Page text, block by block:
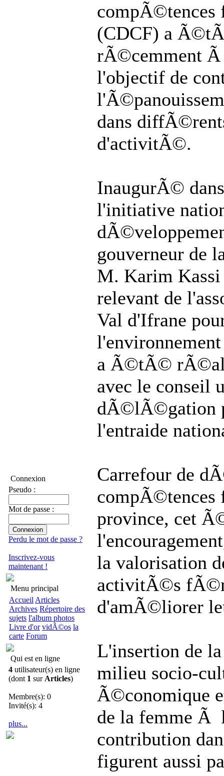
Connexion
Pseudo :
Mot de passe :
Perdu le mot de passe ?
Inscrivez-vous
maintenant !
Menu principal
Accueil Articles
Archives Répertoire des
sujets l'album photos
Livre d'or vidÃ©os la
carte Forum
Qui est en ligne
4 utilisateur(s) en ligne
(dont 1 sur Articles)
Membre(s): 0
Invité(s): 4
plus...
(CDCF) a
rÃ©cemment
l'objectif de
dans
d'activitÃ©.
InaugurÃ©
l'initiative
gouverneur de
M. Karim Kassi
relevant de
Val d'Ifrane
a Ã©tÃ©
avec le conseil
dÃ©lÃ©gation
l'entraide
Carrefour de
province, cet
la valorisation
activitÃ©s
d'amÃ©liorer
L'insertion de
milieu socio-
Ã©conomique
de la femme Ã
contribution
figurent aussi